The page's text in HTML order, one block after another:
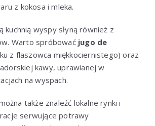
z kokosa i mleka.
kuchnią wyspy słyną również z
Warto spróbować jugo de
z flaszowca miękkociernistego) oraz
kawy, uprawianej w
na wyspach.
także znaleźć lokalne rynki i
serwujące potrawy